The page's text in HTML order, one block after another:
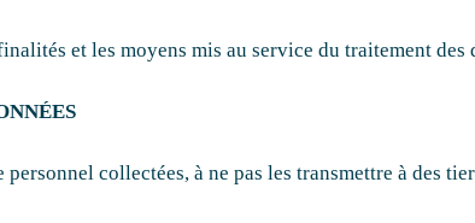
et les moyens mis au service du traitement des
collectées, à ne pas les transmettre à des